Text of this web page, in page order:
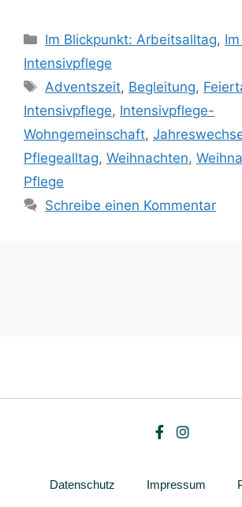
Im Blickpunkt: Arbeitsalltag,
Intensivpflege
Adventszeit, Begleitung,
Intensivpflege, Intensivpflege-
Wohngemeinschaft,
Pflegealltag, Weihnachten,
Pflege
Schreibe einen Kommentar
Datenschutz Impressum